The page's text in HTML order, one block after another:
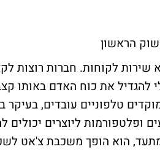
הראשון
שירות לקוחות. חברות רוצות
את כוח האדם באותו
טלפוניים עובדים, בעיקר
ופלטפורמות ליוצרים
הוא הופך משכבת צ'אט